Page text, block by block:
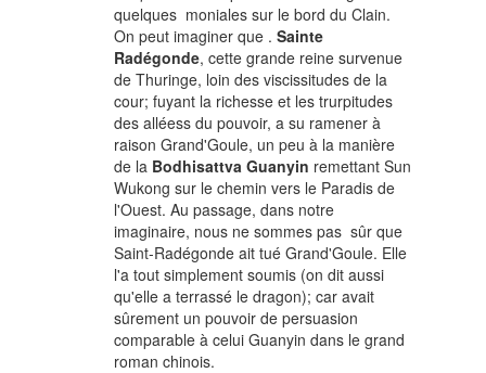
quelques moniales sur le bord du Clain.
On peut imaginer que . Sainte
Radégonde, cette grande reine survenue
de Thuringe, loin des viscissitudes de la
cour; fuyant la richesse et les trurpitudes
des alléess du pouvoir, a su ramener à
raison Grand'Goule, un peu à la manière
de la Bodhisattva Guanyin remettant Sun
Wukong sur le chemin vers le Paradis de
l'Ouest. Au passage, dans notre
imaginaire, nous ne sommes pas sûr que
Saint-Radégonde ait tué Grand'Goule. Elle
l'a tout simplement soumis (on dit aussi
qu'elle a terrassé le dragon); car avait
sûrement un pouvoir de persuasion
comparable à celui Guanyin dans le grand
roman chinois.